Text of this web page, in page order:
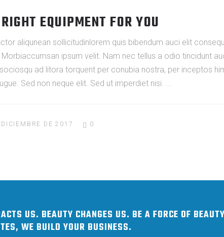
EQUIPMENT FOR YOU
aliqunean sollicitudinlorem quis bibendum auci elit
ipsum velit. Nam nec tellus a odio tincidunt
ad litora torquent per conubia nostra, per inceptos
Sed non neque elit. Sed ut imperdiet nisi.
DE 2017 0
US. BEAUTY CHANGES US. BE A FORCE OF
WE BUILD YOUR BUSINESS.